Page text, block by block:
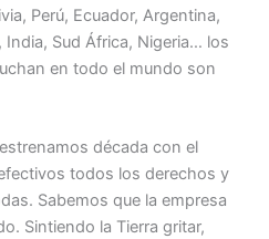
Perú, Ecuador, Argentina,
India, Sud África, Nigeria… los
en todo el mundo son
década con el
todos los derechos y
Sabemos que la empresa
Sintiendo la Tierra gritar,